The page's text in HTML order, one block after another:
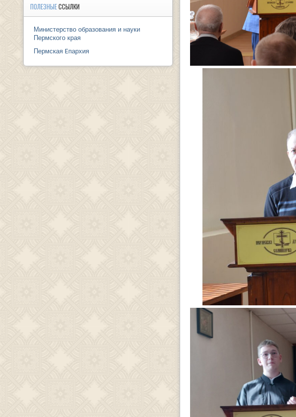
ПОЛЕЗНЫЕССЫЛКИ
Министерство образования и науки
Пермского края
Пермская Eпархия